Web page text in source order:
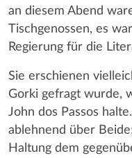
an diesem Abend
Tischgenossen, es
Regierung für die
Sie erschienen
Gorki gefragt wurde,
John dos Passos
ablehnend über
Haltung dem